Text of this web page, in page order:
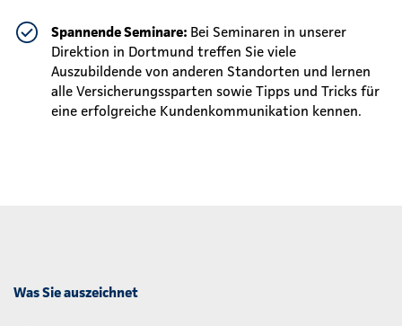
Spannende Seminare: Bei Seminaren in unserer
Direktion in Dortmund treffen Sie viele
Auszubildende von anderen Standorten und lernen
alle Versicherungssparten sowie Tipps und Tricks für
eine erfolgreiche Kundenkommunikation kennen.
Was Sie auszeichnet